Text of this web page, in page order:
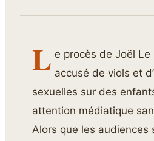
L e procès de Joël Le
accusé de viols et
sexuelles sur des
attention médiatique
Alors que les audiences